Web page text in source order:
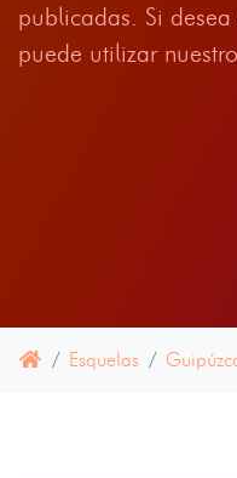
publicadas. Si
puede utilizar
Esquelas